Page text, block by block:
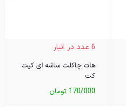
6 عدد در انبار
هات چاکلت ساشه ای کیت
کت
170/000 تومان